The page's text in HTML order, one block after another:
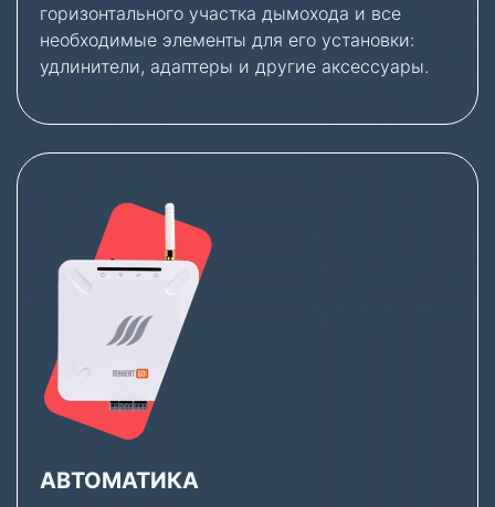
горизонтального участка дымохода и все
необходимые элементы для его установки:
удлинители, адаптеры и другие аксессуары.
АВТОМАТИКА